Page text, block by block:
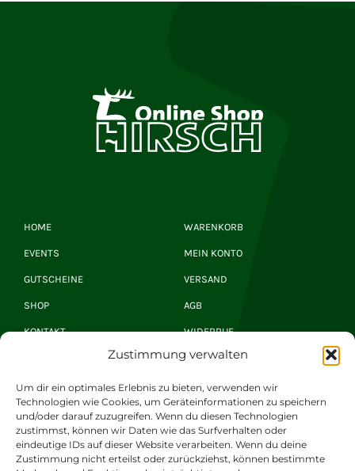
Zustimmung verwalten
Um dir ein optimales Erlebnis zu bieten, verwenden wir
Technologien wie Cookies, um Geräteinformationen zu speichern
und/oder darauf zuzugreifen. Wenn du diesen Technologien
zustimmst, können wir Daten wie das Surfverhalten oder
eindeutige IDs auf dieser Website verarbeiten. Wenn du deine
Zustimmung nicht erteilst oder zurückziehst, können bestimmte
HOME
EVENTS
GUTSCHEINE
SHOP
KONTAKT
WARENKORB
MEIN KONTO
VERSAND
AGB
WIDERRUF
Hirsch Newsletter
JETZT ANMELDEN